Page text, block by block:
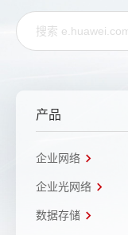
产品
企业网络
企业光网络
数据存储